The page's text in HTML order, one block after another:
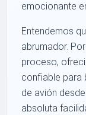
emocionante
Entendemos
abrumador.
proceso,
confiable para
de avión
absoluta